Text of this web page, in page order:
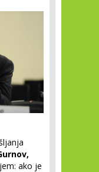
ako je